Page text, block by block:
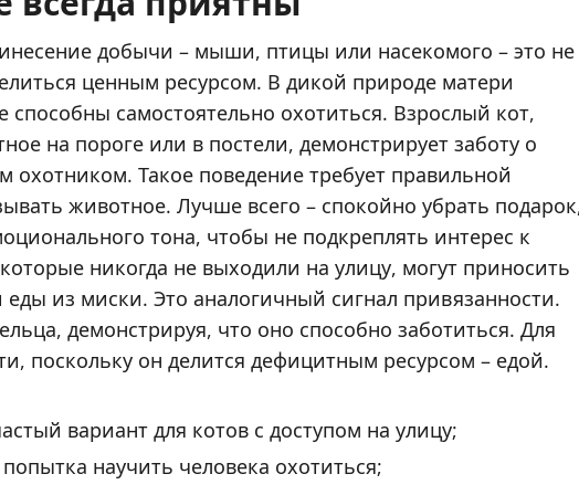
добычи – мыши, птицы или насекомого – это не
ценным ресурсом. В дикой природе матери
способны самостоятельно охотиться. Взрослый кот,
на пороге или в постели, демонстрирует заботу о
охотником. Такое поведение требует правильной
животное. Лучше всего – спокойно убрать
тона, чтобы не подкреплять интерес к
никогда не выходили на улицу, могут приносить
из миски. Это аналогичный сигнал привязанности.
демонстрируя, что оно способно заботиться. Для
поскольку он делится дефицитным ресурсом – едой.
вариант для котов с доступом на улицу;
научить человека охотиться;